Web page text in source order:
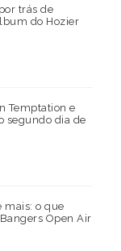
trás de
do Hozier
Temptation e
segundo dia de
mais: o que
Open Air